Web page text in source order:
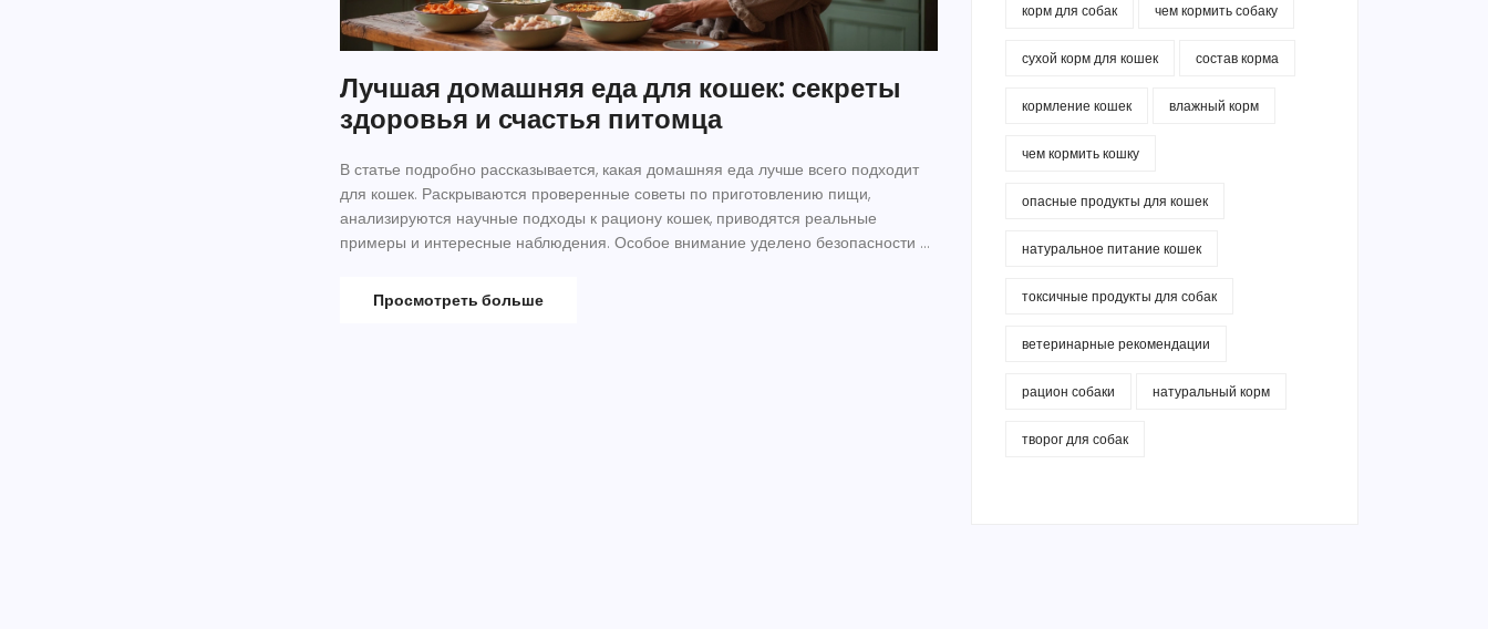
Лучшая домашняя еда для кошек: секреты
здоровья и счастья питомца
В статье подробно рассказывается, какая домашняя еда лучше всего подходит
для кошек. Раскрываются проверенные советы по приготовлению пищи,
анализируются научные подходы к рациону кошек, приводятся реальные
примеры и интересные наблюдения. Особое внимание уделено безопасности и
которые помогут сделать вашего кота счастливым и здоровым.
Просмотреть больше
корм для собак чем кормить собаку
сухой корм для кошек состав корма
кормление кошек влажный корм
чем кормить кошку
опасные продукты для кошек
натуральное питание кошек
токсичные продукты для собак
ветеринарные рекомендации
рацион собаки натуральный корм
творог для собак